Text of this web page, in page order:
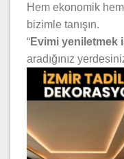
Hem ekonomik
bizimle tanışın.
“Evimi yeniletmek
aradığınız